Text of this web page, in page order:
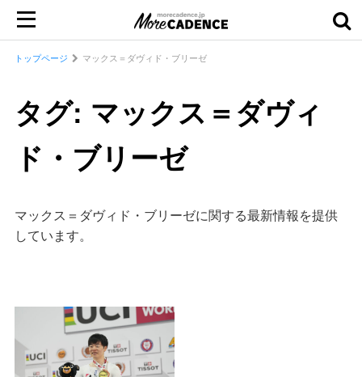
トップページ マックス＝ダヴィド・ブリーゼ
タグ: マックス＝ダヴィ
ド・ブリーゼ
マックス＝ダヴィド・ブリーゼに関する最新情報を提供
しています。